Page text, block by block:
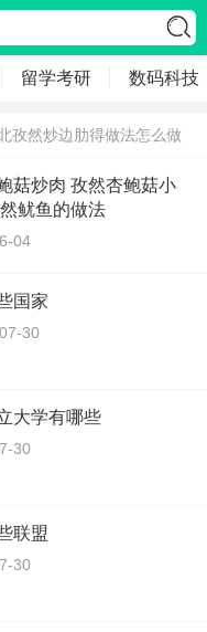
留学考研 数码科技
孜然炒边肋得做法怎么做
菇炒肉 孜然杏鲍菇小
鱿鱼的做法
04
国家
07-30
大学有哪些
30
联盟
30